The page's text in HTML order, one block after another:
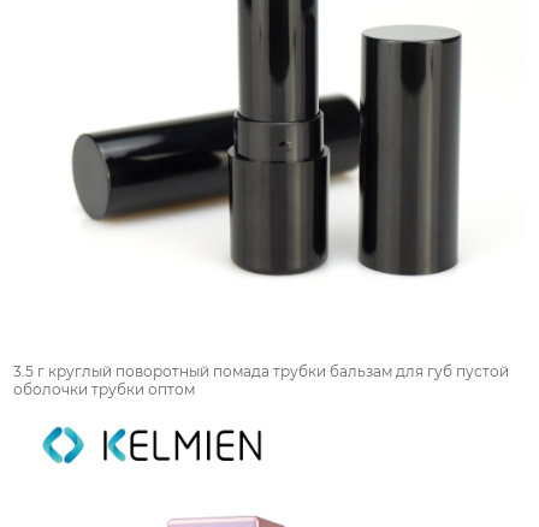
3.5 г круглый поворотный помада трубки бальзам для губ пустой
оболочки трубки оптом